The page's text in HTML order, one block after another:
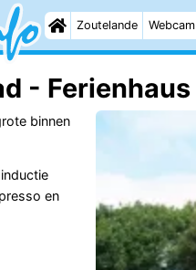
Zoutelande Webcam
- Ferienhaus
binnen
en